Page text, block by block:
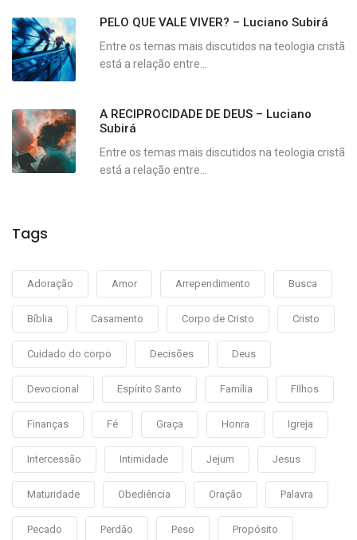
PELO QUE VALE VIVER? – Luciano Subirá
Entre os temas mais discutidos na teologia cristã
está a relação entre...
A RECIPROCIDADE DE DEUS – Luciano
Subirá
Entre os temas mais discutidos na teologia cristã
está a relação entre...
Tags
Adoração Amor Arrependimento Busca
Bíblia Casamento Corpo de Cristo Cristo
Cuidado do corpo Decisões Deus
Devocional Espírito Santo Família FIlhos
Finanças Fé Graça Honra Igreja
Intercessão Intimidade Jejum Jesus
Maturidade Obediência Oração Palavra
Pecado Perdão Peso Propósito